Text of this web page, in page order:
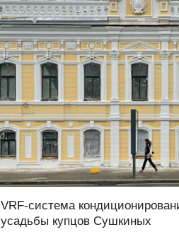
VRF-система
усадьбы купцов Сушкиных